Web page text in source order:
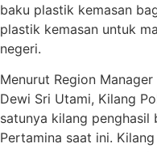
baku plastik kemasan
plastik kemasan untuk
negeri.
Menurut Region Manager
Dewi Sri Utami, Kilang
satunya kilang
Pertamina saat ini.